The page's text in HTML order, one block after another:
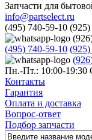
Запчасти для
info@partselect.ru
(495) 740-59-10
(495) 740-59-10
Пн.-Пт.: 10:00-19:30
Контакты
Гарантия
Оплата и доставка
Вопрос-ответ
Подбор запчасти